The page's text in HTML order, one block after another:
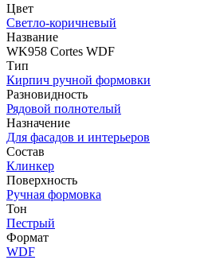
Цвет
Светло-коричневый
Название
WK958 Cortes WDF
Тип
Кирпич ручной формовки
Разновидность
Рядовой полнотелый
Назначение
Для фасадов и интерьеров
Состав
Клинкер
Поверхность
Ручная формовка
Тон
Пестрый
Формат
WDF